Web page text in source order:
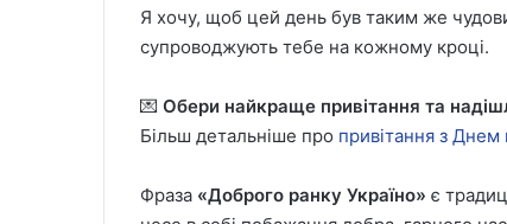
Я хочу, щоб цей день був таким же
супроводжують тебе на кожному кроці.
💌 Обери найкраще привітання та
Більш детальніше про привітання з
Фраза «Доброго ранку Україно» є